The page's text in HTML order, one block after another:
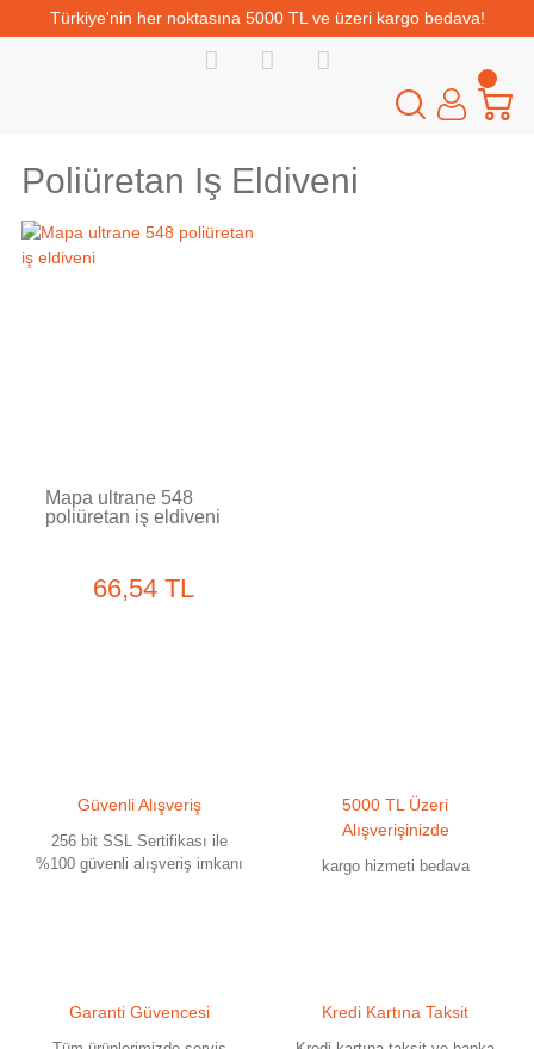
Türkiye'nin her noktasına 5000 TL ve üzeri kargo bedava!
Poliüretan Iş Eldiveni
Mapa ultrane 548
poliüretan iş eldiveni
66,54 TL
Güvenli Alışveriş
256 bit SSL Sertifikası ile
%100 güvenli alışveriş imkanı
5000 TL Üzeri
Alışverişinizde
kargo hizmeti bedava
Garanti Güvencesi Kredi Kartına Taksit